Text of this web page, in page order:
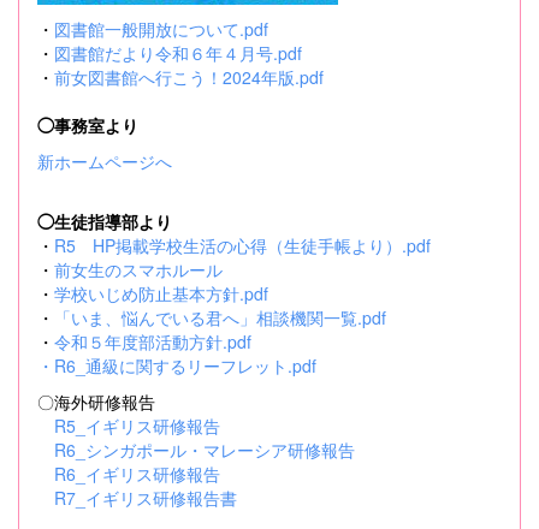
・ 図書館一般開放について.pdf
・ 図書館だより令和６年４月号.pdf
・ 前女図書館へ行こう！2024年版.pdf
◯事務室より
新ホームページへ
◯生徒指導部より
・ R5 HP掲載学校生活の心得（生徒手帳より）.pdf
・ 前女生のスマホルール
・ 学校いじめ防止基本方針.pdf
・
「いま、悩んでいる君へ」相談機関一覧.pdf
・ 令和５年度部活動方針.pdf
・ R6_通級に関するリーフレット.pdf
〇海外研修報告
R5_イギリス研修報告
R6_シンガポール・マレーシア研修報告
R6_イギリス研修報告
R7_イギリス研修報告書